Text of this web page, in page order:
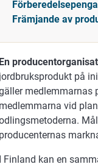
Främjande av
En
jordbruksprodukt på
medlemmarnas
medlemmarna vid
producenternas
I Finland kan en